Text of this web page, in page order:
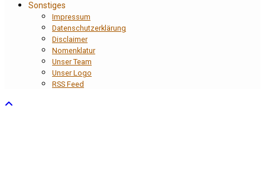
Sonstiges
Impressum
Datenschutzerklärung
Disclaimer
Nomenklatur
Unser Team
Unser Logo
RSS Feed